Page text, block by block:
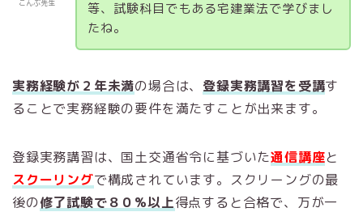
こんぶ先生
等、試験科目でもある宅建業法で学びまし
たね。
実務経験が２年未満の場合は、 登録実務講習を受講す
ることで実務経験の要件を満たすことが出来ます。
登録実務講習は、国土交通省令に基づいた通信講座と
スクーリングで構成されています。スクリーングの最
後の修了試験で８０%以上得点すると合格で、万が一